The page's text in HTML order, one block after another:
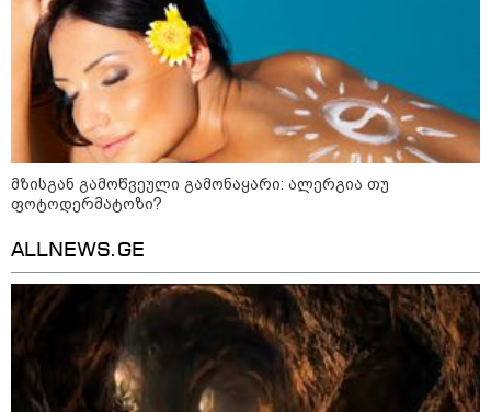
აგვისტო
პროგნოზი
8 აგვისტო ახალ შთაგონებასა და ემოციურ სიახლოვეს
მოიტანს. გაიზრდება ინტერესი შემოქმედებითი საქმიანობისა
და კულტურული ღონისძიებების მიმართ. საღამო
განსაკუთრებით ხელსაყრელია საყვარელ ადამიანებთან
დროის გასატარებლად და თბილი, გულახდილი
საუბრებისთვის.
აგვისტო აგარაკზე: ეს 5 საქმე
უნდა მოასწროთ შემოდგომის
დადგომამდე
მზისგან გამოწვეული გამონაყარი: ალერგია თუ
ფოტოდერმატოზი?
ALLNEWS.GE